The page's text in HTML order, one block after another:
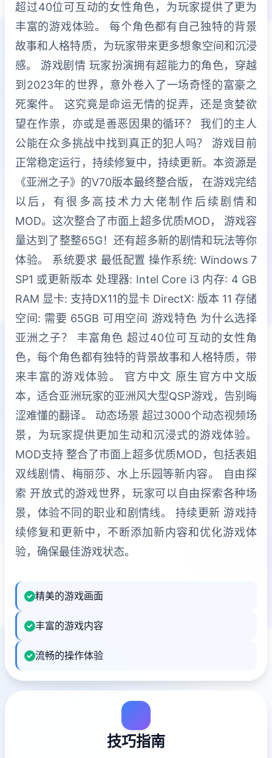
超过40位可互动的女性角色，为玩家提供了更为
丰富的游戏体验。 每个角色都有自己独特的背景
故事和人格特质，为玩家带来更多想象空间和沉浸
感。 游戏剧情 玩家扮演拥有超能力的角色，穿越
到2023年的世界，意外卷入了一场奇怪的富豪之
死案件。 这究竟是命运无情的捉弄，还是贪婪欲
望在作祟，亦或是善恶因果的循环？ 我们的主人
公能在众多挑战中找到真正的犯人吗？ 游戏目前
正常稳定运行，持续修复中，持续更新。本资源是
《亚洲之子》的V70版本最终整合版， 在游戏完结
以后，有很多高技术力大佬制作后续剧情和
MOD。这次整合了市面上超多优质MOD， 游戏容
量达到了整整65G！还有超多新的剧情和玩法等你
体验。 系统要求 最低配置 操作系统: Windows 7
SP1 或更新版本 处理器: Intel Core i3 内存: 4 GB
RAM 显卡: 支持DX11的显卡 DirectX: 版本 11 存储
空间: 需要 65GB 可用空间 游戏特色 为什么选择
亚洲之子？ 丰富角色 超过40位可互动的女性角
色，每个角色都有独特的背景故事和人格特质，带
来丰富的游戏体验。 官方中文 原生官方中文版
本，适合亚洲玩家的亚洲风大型QSP游戏，告别晦
涩难懂的翻译。 动态场景 超过3000个动态视频场
景，为玩家提供更加生动和沉浸式的游戏体验。
MOD支持 整合了市面上超多优质MOD，包括表姐
双线剧情、梅丽莎、水上乐园等新内容。 自由探
索 开放式的游戏世界，玩家可以自由探索各种场
景，体验不同的职业和剧情线。 持续更新 游戏持
续修复和更新中，不断添加新内容和优化游戏体
验，确保最佳游戏状态。
精美的游戏画面
丰富的游戏内容
流畅的操作体验
技巧指南